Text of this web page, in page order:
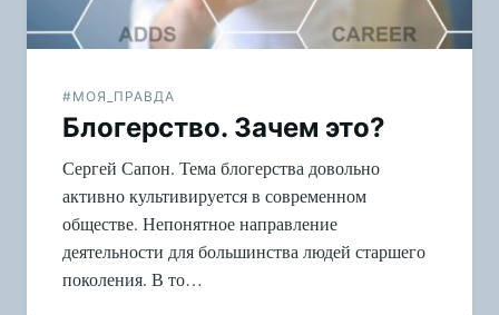
#МОЯ_ПРАВДА
Блогерство. Зачем это?
Сергей Сапон. Тема блогерства довольно
активно культивируется в современном
обществе. Непонятное направление
деятельности для большинства людей старшего
поколения. В то…